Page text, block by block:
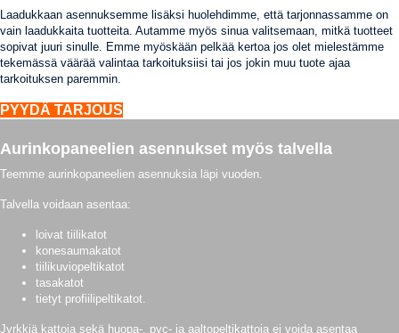
Laadukkaan asennuksemme lisäksi huolehdimme, että tarjonnassamme on
vain laadukkaita tuotteita. Autamme myös sinua valitsemaan, mitkä tuotteet
sopivat juuri sinulle. Emme myöskään pelkää kertoa jos olet mielestämme
tekemässä väärää valintaa tarkoituksiisi tai jos jokin muu tuote ajaa
tarkoituksen paremmin.
PYYDÄ TARJOUS
Aurinkopaneelien asennukset myös talvella
Teemme aurinkopaneelien asennuksia läpi vuoden.
Talvella voidaan asentaa:
loivat tiilikatot
konesaumakatot
tiilikuviopeltikatot
tasakatot
tietyt profiilipeltikatot.
Jyrkkiä kattoja sekä huopa-, pvc- ja aaltopeltikattoja ei voida asentaa